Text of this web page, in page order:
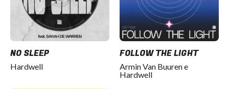
NO SLEEP
Hardwell
FOLLOW THE LIGHT
Armin Van Buuren e
Hardwell